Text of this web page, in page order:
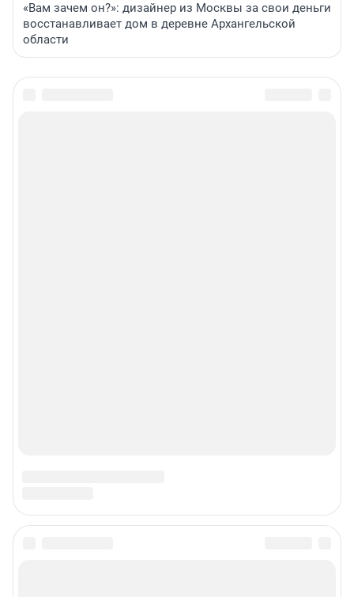
«Вам зачем он?»: дизайнер из Москвы за свои деньги
восстанавливает дом в деревне Архангельской
области